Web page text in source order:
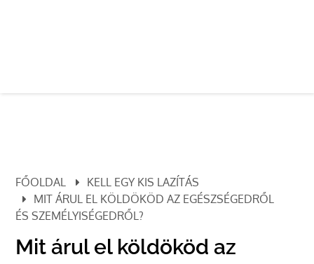
FŐOLDAL
KELL EGY KIS LAZÍTÁS
MIT ÁRUL EL KÖLDÖKÖD AZ EGÉSZSÉGEDRŐL
ÉS SZEMÉLYISÉGEDRŐL?
Mit árul el köldököd az